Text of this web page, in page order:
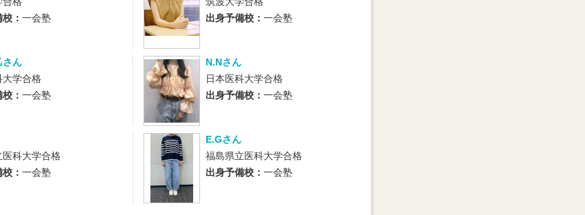
： 一会塾
出身予備校： 一会塾
さん
大学合格
： 一会塾
N.Nさん
日本医科大学合格
出身予備校： 一会塾
医科大学合格
： 一会塾
E.Gさん
福島県立医科大学合格
出身予備校： 一会塾